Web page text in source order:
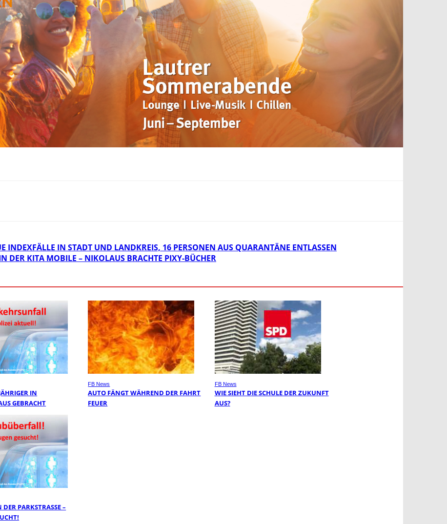
INDEXFÄLLE IN STADT UND LANDKREIS, 16 PERSONEN AUS QUARANTÄNE ENTLASSEN
DER KITA MOBILE – NIKOLAUS BRACHTE PIXY-BÜCHER
IN
GEBRACHT
FB News
AUTO FÄNGT WÄHREND DER FAHRT
FEUER
FB News
WIE SIEHT DIE SCHULE DER ZUKUNFT
AUS?
PARKSTRASSE – Z